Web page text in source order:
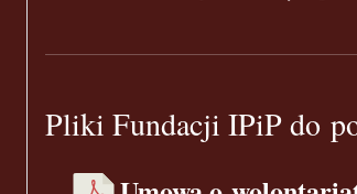
Pliki Fundacji IPiP do